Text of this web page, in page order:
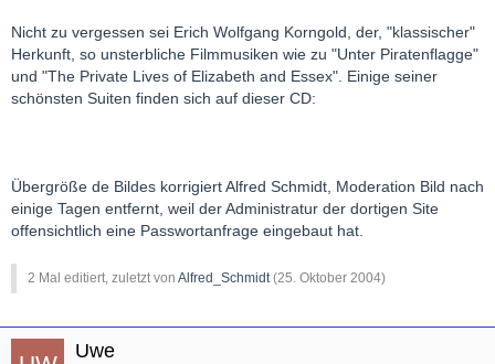
Nicht zu vergessen sei Erich Wolfgang Korngold, der, "klassischer"
Herkunft, so unsterbliche Filmmusiken wie zu "Unter Piratenflagge"
und "The Private Lives of Elizabeth and Essex". Einige seiner
schönsten Suiten finden sich auf dieser CD:
Übergröße de Bildes korrigiert Alfred Schmidt, Moderation Bild nach
einige Tagen entfernt, weil der Administratur der dortigen Site
offensichtlich eine Passwortanfrage eingebaut hat.
2 Mal editiert, zuletzt von Alfred_Schmidt(25. Oktober 2004)
Uwe